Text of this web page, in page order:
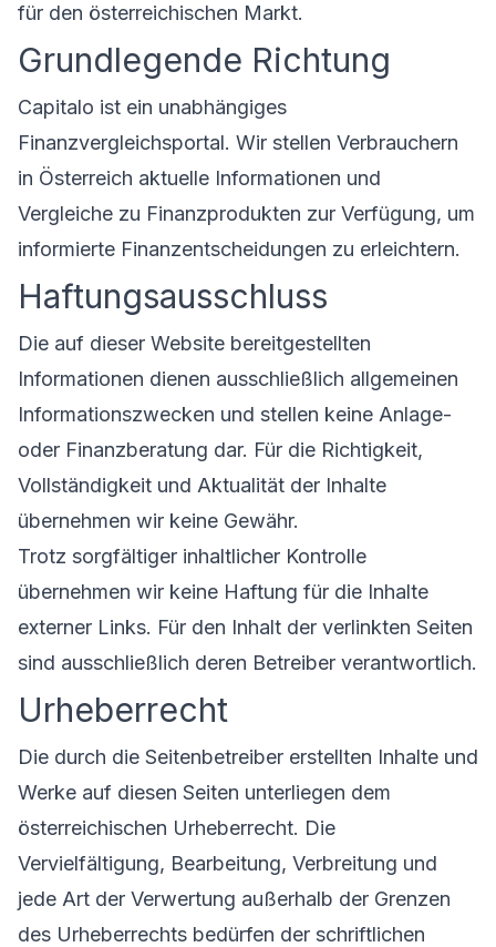
für den österreichischen Markt.
Grundlegende Richtung
Capitalo ist ein unabhängiges
Finanzvergleichsportal. Wir stellen Verbrauchern
in Österreich aktuelle Informationen und
Vergleiche zu Finanzprodukten zur Verfügung, um
informierte Finanzentscheidungen zu erleichtern.
Haftungsausschluss
Die auf dieser Website bereitgestellten
Informationen dienen ausschließlich allgemeinen
Informationszwecken und stellen keine Anlage-
oder Finanzberatung dar. Für die Richtigkeit,
Vollständigkeit und Aktualität der Inhalte
übernehmen wir keine Gewähr.
Trotz sorgfältiger inhaltlicher Kontrolle
übernehmen wir keine Haftung für die Inhalte
externer Links. Für den Inhalt der verlinkten Seiten
sind ausschließlich deren Betreiber verantwortlich.
Urheberrecht
Die durch die Seitenbetreiber erstellten Inhalte und
Werke auf diesen Seiten unterliegen dem
österreichischen Urheberrecht. Die
Vervielfältigung, Bearbeitung, Verbreitung und
jede Art der Verwertung außerhalb der Grenzen
des Urheberrechts bedürfen der schriftlichen